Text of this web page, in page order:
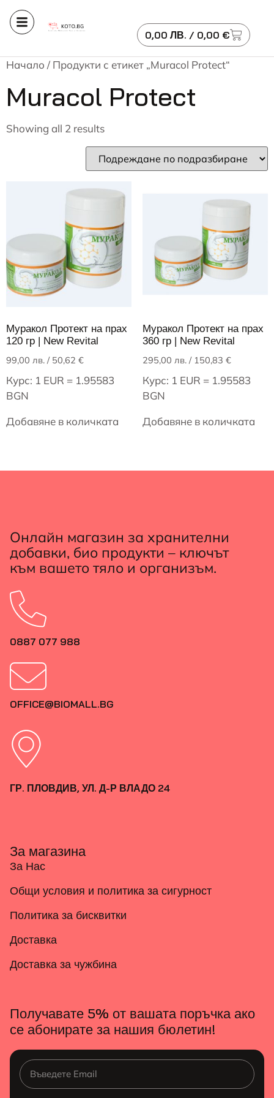
0,00 ЛВ. / 0,00 €
Начало / Продукти с етикет „Muracol Protect“
Muracol Protect
Showing all 2 results
Муракол Протект на прах
120 гр | New Revital
99,00 лв. / 50,62 €
Курс: 1 EUR = 1.95583
BGN
Добавяне в количката
Муракол Протект на прах
360 гр | New Revital
295,00 лв./ 150,83 €
Курс: 1 EUR = 1.95583
BGN
Добавяне в количката
Онлайн магазин за хранителни
добавки, био продукти – ключът
към вашето тяло и организъм.
0887 077 988
OFFICE@BIOMALL.BG
ГР. ПЛОВДИВ, УЛ. Д-Р ВЛАДО 24
За магазина
За Нас
Общи условия и политика за сигурност
Политика за бисквитки
Доставка
Доставка за чужбина
Получавате 5% от вашата поръчка ако
се абонирате за нашия бюлетин!